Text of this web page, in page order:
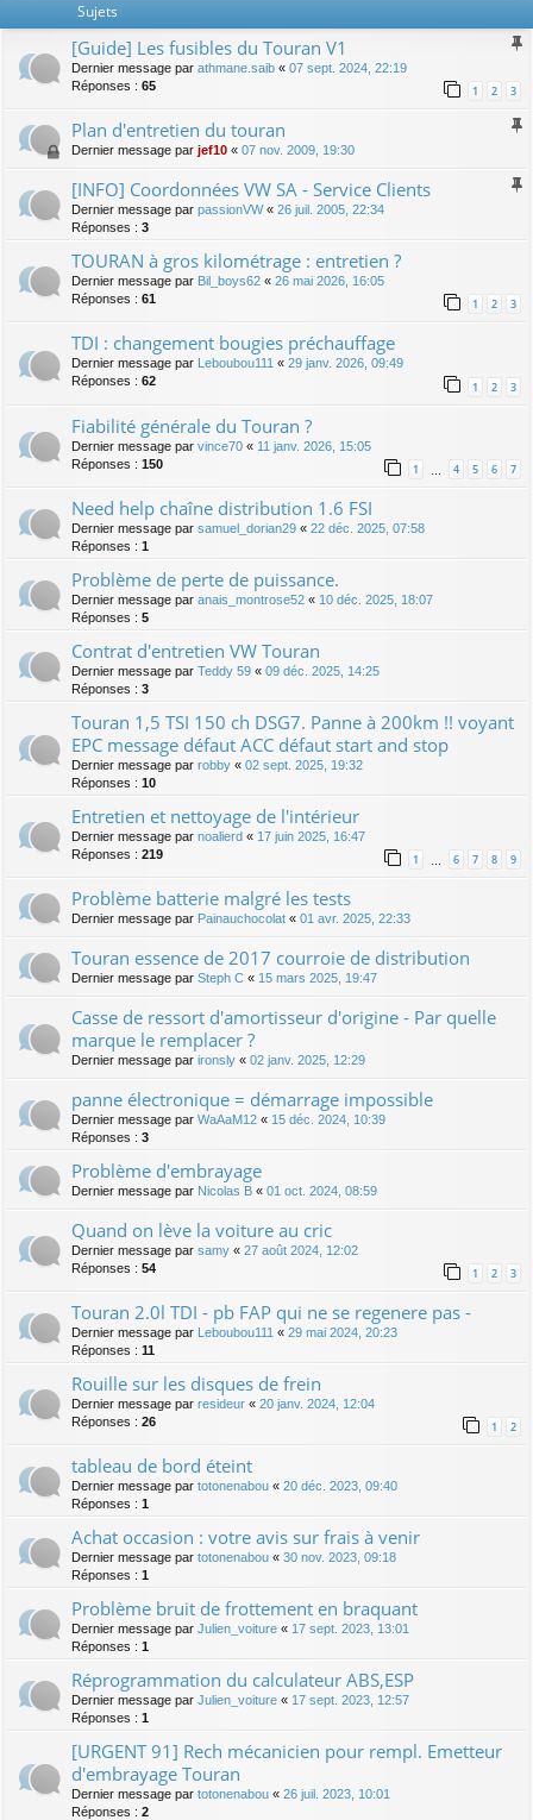
Sujets
[Guide] Les fusibles du Touran V1
Dernier message par athmane.saib « 07 sept. 2024, 22:19
Réponses : 65 1 2 3
Plan d'entretien du touran
Dernier message par jef10 « 07 nov. 2009, 19:30
[INFO] Coordonnées VW SA - Service Clients
Dernier message par passionVW« 26 juil. 2005, 22:34
Réponses : 3
TOURAN à gros kilométrage : entretien ?
Dernier message par Bil_boys62 « 26 mai 2026, 16:05
Réponses : 61 1 2 3
TDI : changement bougies préchauffage
Dernier message par Leboubou111 « 29 janv. 2026, 09:49
Réponses : 62 1 2 3
Fiabilité générale du Touran ?
Dernier message par vince70 « 11 janv. 2026, 15:05
Réponses : 150 1 4 5 6 7
Need help chaîne distribution 1.6 FSI
Dernier message par samuel_dorian29 « 22 déc. 2025, 07:58
Réponses : 1
Problème de perte de puissance.
Dernier message par anais_montrose52 « 10 déc. 2025, 18:07
Réponses : 5
Contrat d'entretien VW Touran
Dernier message par Teddy 59 « 09 déc. 2025, 14:25
Réponses : 3
Touran 1,5 TSI 150 ch DSG7. Panne à 200km !! voyant
EPC message défaut ACC défaut start and stop
Dernier message par robby « 02 sept. 2025, 19:32
Réponses : 10
Entretien et nettoyage de l'intérieur
Dernier message par noalierd « 17 juin 2025, 16:47
Réponses : 219 1 6 7 8 9
Problème batterie malgré les tests
Dernier message par Painauchocolat « 01 avr. 2025, 22:33
Touran essence de 2017 courroie de distribution
Dernier message par Steph C « 15 mars 2025, 19:47
Casse de ressort d'amortisseur d'origine - Par quelle
marque le remplacer ?
Dernier message par ironsly « 02 janv. 2025, 12:29
panne électronique = démarrage impossible
Dernier message par WaAaM12 « 15 déc. 2024, 10:39
Réponses : 3
Problème d'embrayage
Dernier message par Nicolas B « 01 oct. 2024, 08:59
Quand on lève la voiture au cric
Dernier message par samy « 27 août 2024, 12:02
Réponses : 54 1 2 3
Touran 2.0l TDI - pb FAP qui ne se regenere pas -
Dernier message par Leboubou111 « 29 mai 2024, 20:23
Réponses : 11
Rouille sur les disques de frein
Dernier message par resideur « 20 janv. 2024, 12:04
Réponses : 26 1 2
tableau de bord éteint
Dernier message par totonenabou « 20 déc. 2023, 09:40
Réponses : 1
Achat occasion : votre avis sur frais à venir
Dernier message par totonenabou « 30 nov. 2023, 09:18
Réponses : 1
Problème bruit de frottement en braquant
Dernier message par Julien_voiture « 17 sept. 2023, 13:01
Réponses : 1
Réprogrammation du calculateur ABS,ESP
Dernier message par Julien_voiture « 17 sept. 2023, 12:57
Réponses : 1
[URGENT 91] Rech mécanicien pour rempl. Emetteur
d'embrayage Touran
Dernier message par totonenabou « 26 juil. 2023, 10:01
Réponses : 2